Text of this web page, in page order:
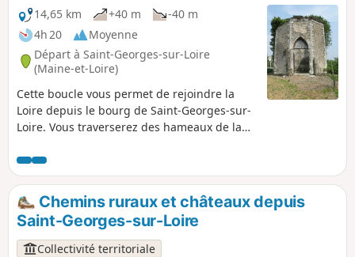
14,65 km
+40 m
-40 m
4h 20
Moyenne
Départ à Saint-Georges-sur-Loire
(Maine-et-Loire)
Cette boucle vous permet de rejoindre la
Loire depuis le bourg de Saint-Georges-sur-
Loire. Vous traverserez des hameaux de la
la gare fut très actif durant le XIXe. Vous
rejoindrez le Port Girault et sa cale sur le
Grand Bras de la Loire, historiquement le
bras principal du fleuve. Sur le retour, vous
traverserez Éculard où se trouve une très
belle demeure du XVIIIe.
Chemins ruraux et châteaux depuis
Saint-Georges-sur-Loire
Collectivité territoriale